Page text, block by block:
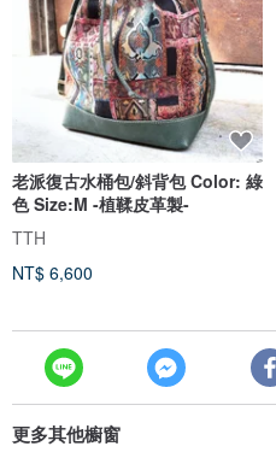
老派復古水桶包/斜背包 Color: 綠
色 Size:M -植鞣皮革製-
TTH
NT$ 6,600
更多其他櫥窗